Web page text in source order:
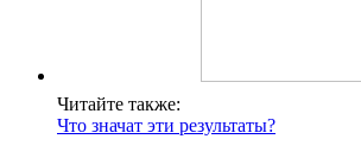
Читайте также:
Что значат эти результаты?